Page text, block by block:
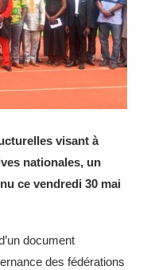
visant à
nationales, un
ce vendredi 30 mai
document
des fédérations